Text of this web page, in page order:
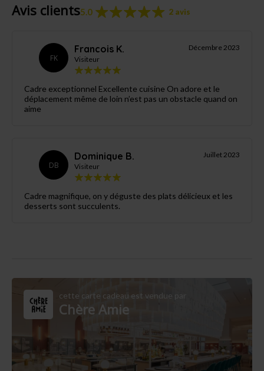
Avis clients5.0 2 avis
FK
Francois K.
Visiteur
Décembre 2023
Cadre exceptionnel Excellente cuisine On adore et le
déplacement même de loin n’est pas un obstacle quand on
aime
DB
Dominique B.
Visiteur
Juillet 2023
Cadre magnifique, on y déguste des plats délicieux et les
desserts sont succulents.
cette carte cadeau est vendue par
Chère Amie